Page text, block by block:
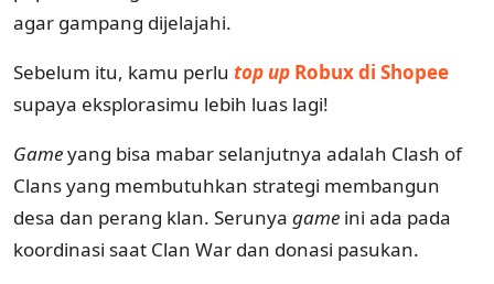
agar gampang dijelajahi.
Sebelum itu, kamu perlu top up Robux di Shopee
supaya eksplorasimu lebih luas lagi!
Gameyang bisa mabar selanjutnya adalah Clash of
Clans yang membutuhkan strategi membangun
desa dan perang klan. Serunya game ini ada pada
koordinasi saat Clan War dan donasi pasukan.